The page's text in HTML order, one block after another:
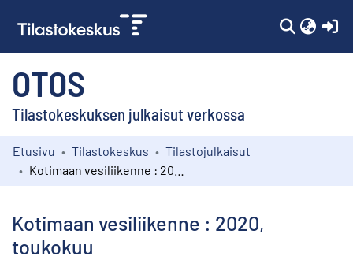
OTOS
Tilastokeskuksen julkaisut verkossa
Kokoelmat
Etusivu Tilastokeskus
Tilastojulkaisut
Kotimaan vesiliikenne : 2020,
toukokuu